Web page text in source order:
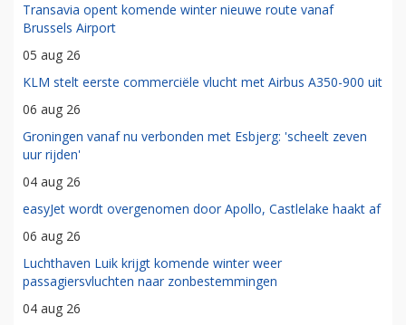
Transavia opent komende winter nieuwe route vanaf
Brussels Airport
05 aug 26
KLM stelt eerste commerciële vlucht met Airbus A350-900 uit
06 aug 26
Groningen vanaf nu verbonden met Esbjerg: 'scheelt zeven
uur rijden'
04 aug 26
easyJet wordt overgenomen door Apollo, Castlelake haakt af
06 aug 26
Luchthaven Luik krijgt komende winter weer
passagiersvluchten naar zonbestemmingen
04 aug 26